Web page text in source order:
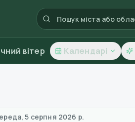
вітер Календарі
повітря
5 серпня 2026 р.